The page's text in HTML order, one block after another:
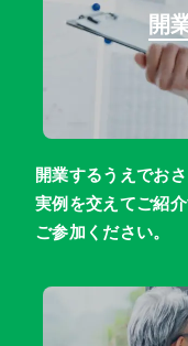
開
開業するうえでお
実例を交えてご紹
ご参加ください。